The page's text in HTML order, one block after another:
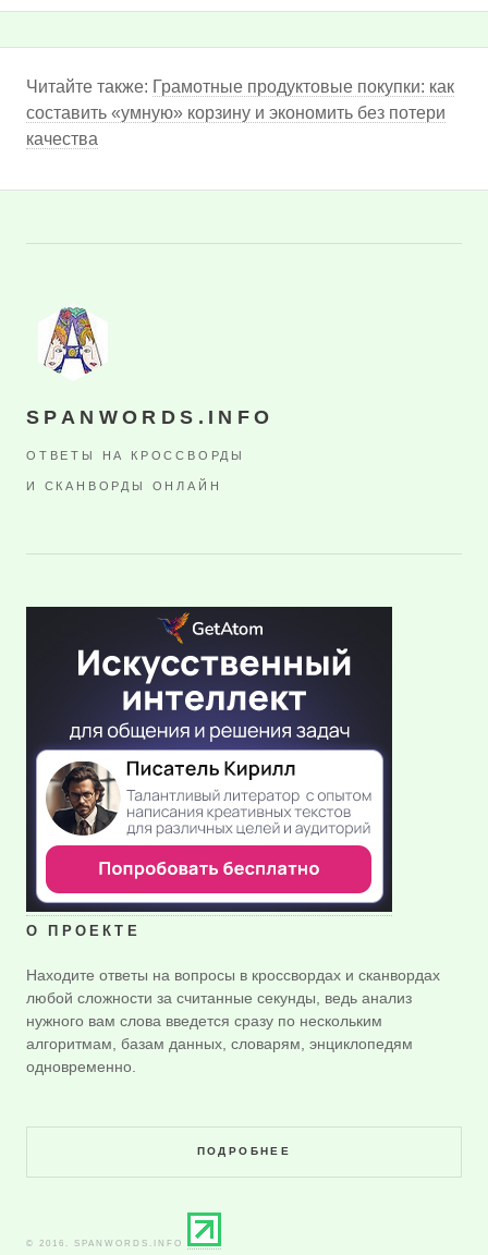
Читайте также: Грамотные продуктовые покупки: как
составить «умную» корзину и экономить без потери
качества
SPANWORDS.INFO
ОТВЕТЫ НА КРОССВОРДЫ
И СКАНВОРДЫ ОНЛАЙН
О ПРОЕКТЕ
Находите ответы на вопросы в кроссвордах и сканвордах
любой сложности за считанные секунды, ведь анализ
нужного вам слова введется сразу по нескольким
алгоритмам, базам данных, словарям, энциклопедям
одновременно.
ПОДРОБНЕЕ
© 2016. SPANWORDS.INFO